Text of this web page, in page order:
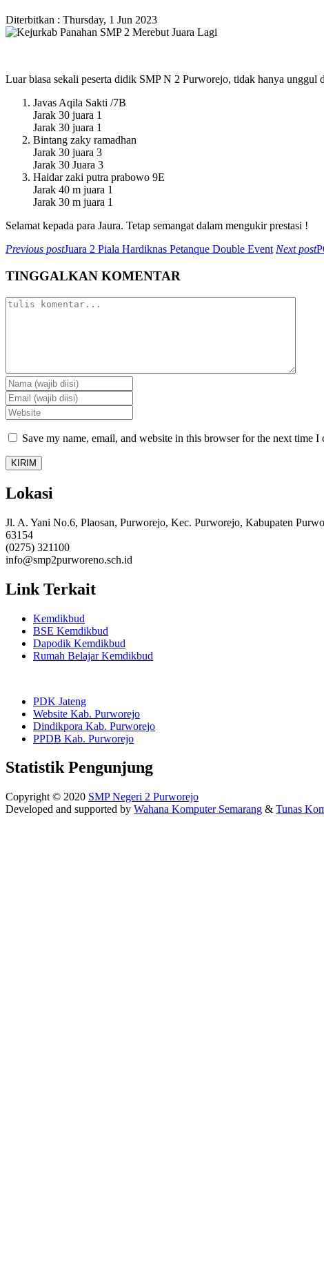
Diterbitkan : Thursday, 1 Jun 2023
Luar biasa sekali peserta didik SMP N 2 Purworejo, tidak hanya unggul
Javas Aqila Sakti /7B
Jarak 30 juara 1
Jarak 30 juara 1
Bintang zaky ramadhan
Jarak 30 juara 3
Jarak 30 Juara 3
Haidar zaki putra prabowo 9E
Jarak 40 m juara 1
Jarak 30 m juara 1
Selamat kepada para Jaura. Tetap semangat dalam mengukir prestasi !
Previous postJuara 2 Piala Hardiknas Petanque Double Event Next post
TINGGALKAN KOMENTAR
Save my name, email, and website in this browser for the next time I
Lokasi
Jl. A. Yani No.6, Plaosan, Purworejo, Kec. Purworejo, Kabupaten
63154
(0275) 321100
info@smp2purworeno.sch.id
Link Terkait
Kemdikbud
BSE Kemdikbud
Dapodik Kemdikbud
Rumah Belajar Kemdikbud
PDK Jateng
Website Kab. Purworejo
Dindikpora Kab. Purworejo
PPDB Kab. Purworejo
Statistik Pengunjung
Copyright © 2020 SMP Negeri 2 Purworejo
Developed and supported by Wahana Komputer Semarang & Tunas